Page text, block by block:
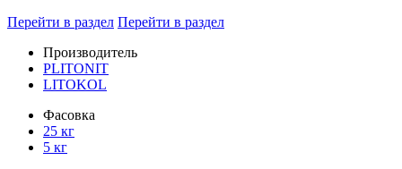
Перейти в раздел Перейти в раздел
Производитель
PLITONIT
LITOKOL
Фасовка
25 кг
5 кг